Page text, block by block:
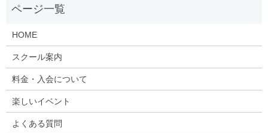
HOME
スクール案内
料金・入会について
楽しいイベント
よくある質問